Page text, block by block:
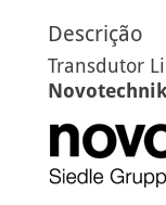
Descrição
Transdutor
Novotechnik